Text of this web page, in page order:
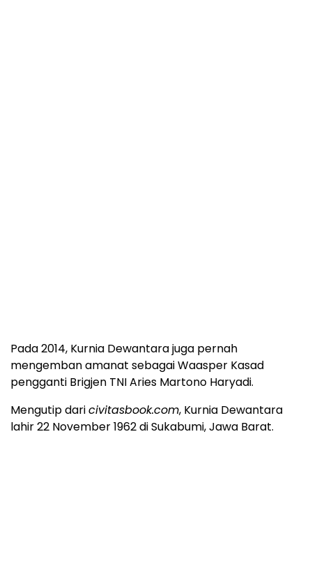
Pada 2014, Kurnia Dewantara juga pernah
mengemban amanat sebagai Waasper Kasad
pengganti Brigjen TNI Aries Martono Haryadi.
Mengutip daricivitasbook.com, Kurnia Dewantara
lahir 22 November 1962 di Sukabumi, Jawa Barat.